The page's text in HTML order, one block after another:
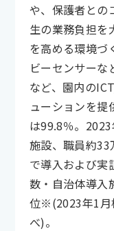
や、保護者との
生の業務負担を
を高める環境づ
ビーセンサー
など、園内の
ューションを
は99.8％。
施設、職員約
で導入および実
数・自治体導入
位※(2023年1月
べ)。